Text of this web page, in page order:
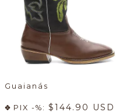
Guaianás
PIX -%: $144.90 USD